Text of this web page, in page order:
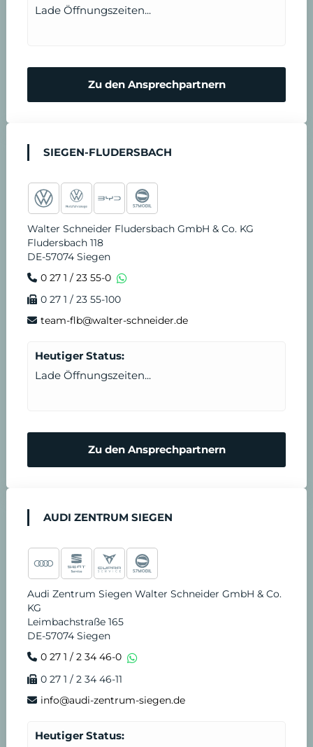
r
r
Lade Öffnungszeiten...
Zu den Ansprechpartnern
SIEGEN-FLUDERSBACH
Walter Schneider Fludersbach GmbH & Co. KG
Fludersbach 118
DE-57074 Siegen
0 27 1 / 23 55-0
0 27 1 / 23 55-100
team-flb@walter-schneider.de
Heutiger Status:
Lade Öffnungszeiten...
Zu den Ansprechpartnern
AUDI ZENTRUM SIEGEN
Audi Zentrum Siegen Walter Schneider GmbH & Co.
KG
Leimbachstraße 165
DE-57074 Siegen
0 27 1 / 2 34 46-0
0 27 1 / 2 34 46-11
info@audi-zentrum-siegen.de
Heutiger Status: